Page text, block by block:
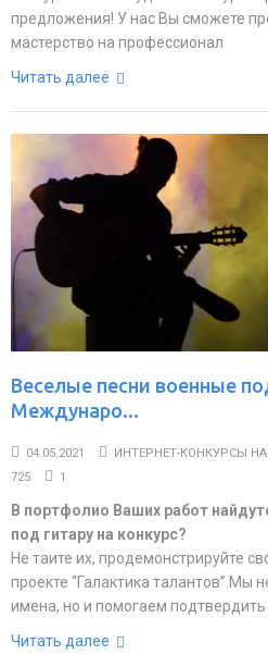
предложения! У нас Вы сможете
мастерство на профессионал
Читать далее
Веселые песни военные
Междунаро...
04.05.2021
ИНТЕРНЕТ-КОНКУРСЫ
725
1
В портфолио Ваших работ
под гитару на конкурс?
Не таите их, продемонстрируйте
проекте “Галактика талантов”.Мы
имена, но и помогаем подтвердить
Читать далее